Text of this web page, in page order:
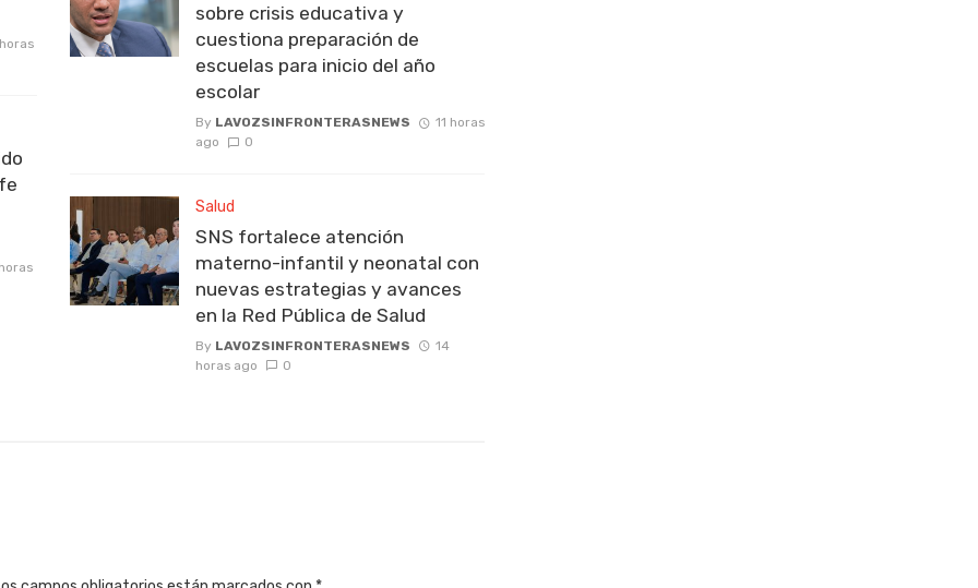
sobre crisis educativa y
cuestiona preparación de
escuelas para inicio del año
escolar
By LAVOZSINFRONTERASNEWS
11 horas
ago
0
Salud
SNS fortalece atención
materno-infantil y neonatal con
nuevas estrategias y avances
en la Red Pública de Salud
By LAVOZSINFRONTERASNEWS
14
horas ago
0